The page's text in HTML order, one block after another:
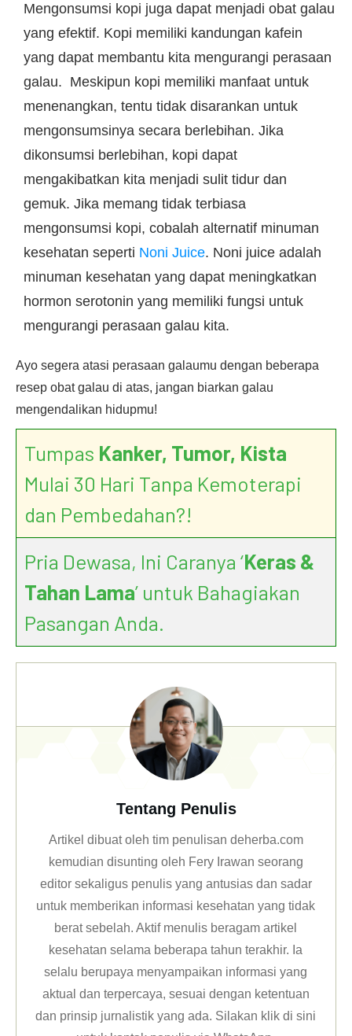
Mengonsumsi kopi juga dapat menjadi obat galau
yang efektif. Kopi memiliki kandungan kafein
yang dapat membantu kita mengurangi perasaan
galau. Meskipun kopi memiliki manfaat untuk
menenangkan, tentu tidak disarankan untuk
mengonsumsinya secara berlebihan. Jika
dikonsumsi berlebihan, kopi dapat
mengakibatkan kita menjadi sulit tidur dan
gemuk. Jika memang tidak terbiasa
mengonsumsi kopi, cobalah alternatif minuman
kesehatan seperti Noni Juice. Noni juice adalah
minuman kesehatan yang dapat meningkatkan
hormon serotonin yang memiliki fungsi untuk
mengurangi perasaan galau kita.
Ayo segera atasi perasaan galaumu dengan beberapa
resep obat galau di atas, jangan biarkan galau
mengendalikan hidupmu!
Tumpas Kanker, Tumor, Kista
Mulai 30 Hari Tanpa Kemoterapi
dan Pembedahan?!
Pria Dewasa, Ini Caranya ‘Keras &
Tahan Lama’ untuk Bahagiakan
Pasangan Anda.
Tentang Penulis
Artikel dibuat oleh tim penulisan deherba.com
kemudian disunting oleh Fery Irawan seorang
editor sekaligus penulis yang antusias dan sadar
untuk memberikan informasi kesehatan yang tidak
berat sebelah. Aktif menulis beragam artikel
kesehatan selama beberapa tahun terakhir. Ia
selalu berupaya menyampaikan informasi yang
aktual dan terpercaya, sesuai dengan ketentuan
dan prinsip jurnalistik yang ada. Silakan klikdi sini